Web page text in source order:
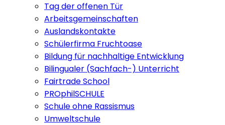
Tag der offenen Tür
Arbeitsgemeinschaften
Auslandskontakte
Schülerfirma Fruchtoase
Bildung für nachhaltige Entwicklung
Bilingualer (Sachfach-) Unterricht
Fairtrade School
PROphilSCHULE
Schule ohne Rassismus
Umweltschule